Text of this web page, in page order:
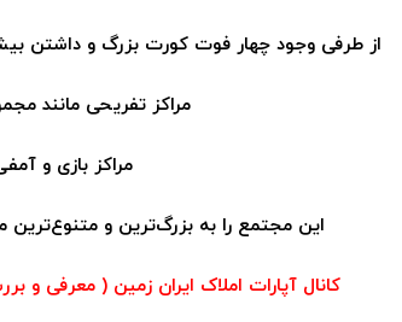
از طرفی وجود چهار فوت کورت بزرگ و داشتن
مراکز تفریحی مانند
مراکز بازی و
این مجتمع را به بزرگ‌ترین و
کانال آپارات املاک ایران زمین ( معرفی و